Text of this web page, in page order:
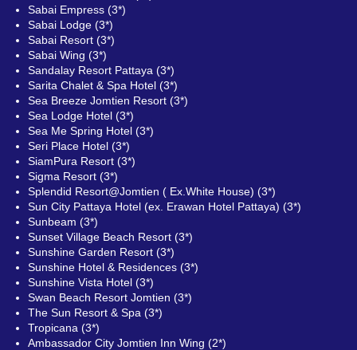
Sabai Empress (3*)
Sabai Lodge (3*)
Sabai Resort (3*)
Sabai Wing (3*)
Sandalay Resort Pattaya (3*)
Sarita Chalet & Spa Hotel (3*)
Sea Breeze Jomtien Resort (3*)
Sea Lodge Hotel (3*)
Sea Me Spring Hotel (3*)
Seri Place Hotel (3*)
SiamPura Resort (3*)
Sigma Resort (3*)
Splendid Resort@Jomtien ( Ex.White House) (3*)
Sun City Pattaya Hotel (ex. Erawan Hotel Pattaya) (3*)
Sunbeam (3*)
Sunset Village Beach Resort (3*)
Sunshine Garden Resort (3*)
Sunshine Hotel & Residences (3*)
Sunshine Vista Hotel (3*)
Swan Beach Resort Jomtien (3*)
The Sun Resort & Spa (3*)
Tropicana (3*)
Ambassador City Jomtien Inn Wing (2*)